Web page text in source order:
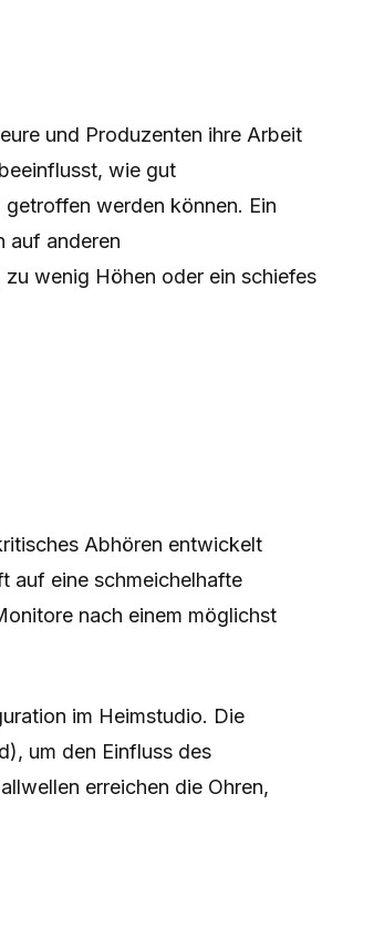
und Produzenten ihre Arbeit
wie gut
getroffen werden können. Ein
auf anderen
wenig Höhen oder ein schiefes
Abhören entwickelt
auf eine schmeichelhafte
nach einem möglichst
im Heimstudio. Die
um den Einfluss des
erreichen die Ohren,